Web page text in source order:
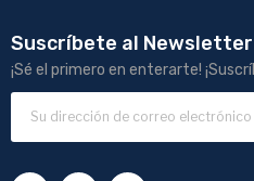
Suscríbete al Newsletter
¡Sé el primero en enterarte!